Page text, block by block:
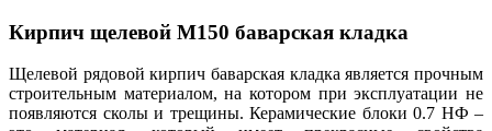
Кирпич щелевой М150 баварская кладка
Щелевой рядовой кирпич баварская кладка является прочным
строительным материалом, на котором при эксплуатации не
появляются сколы и трещины. Керамические блоки 0.7 НФ –